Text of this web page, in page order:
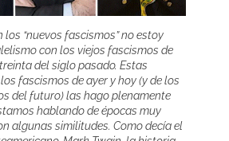
los “nuevos fascismos” no estoy
con los viejos fascismos de
del siglo pasado. Estas
fascismos de ayer y hoy (y de los
del futuro) las hago plenamente
hablando de épocas muy
algunas similitudes. Como decía el